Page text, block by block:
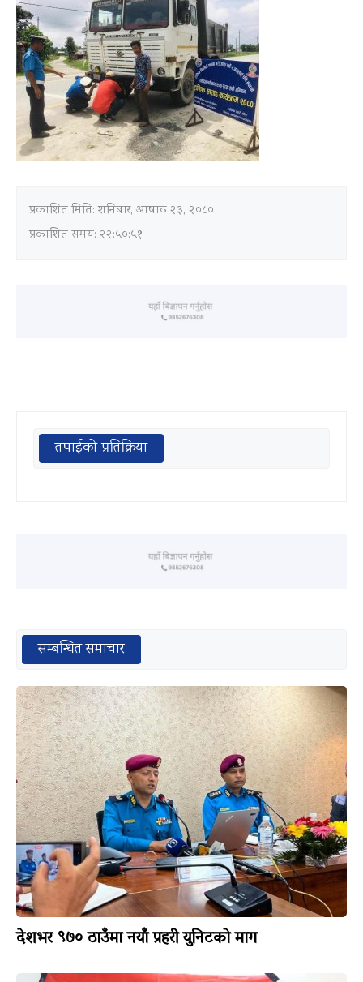
प्रकाशित मिति:शनिबार, आषाढ २३, २०८०
प्रकाशित समय: २२:५०:५१
तपाईको प्रतिक्रिया
सम्बन्धित समाचार
देशभर ९७० ठाउँमा नयाँ प्रहरी युनिटको माग